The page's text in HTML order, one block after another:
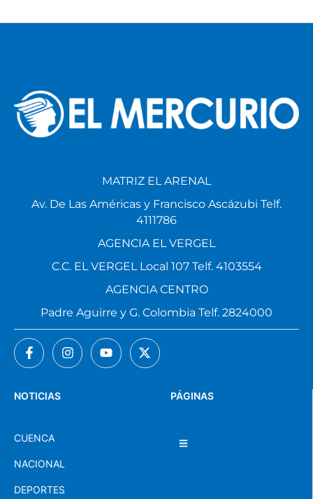
PÁGINAS
NOTICIAS
CUENCA
NACIONAL
DEPORTES
MATRIZ EL ARENAL
Av. De Las Américas y Francisco Ascázubi Telf.
4111786
AGENCIA EL VERGEL
C.C. EL VERGEL Local 107 Telf. 4103554
AGENCIA CENTRO
Padre Aguirre y G. Colombia Telf. 2824000